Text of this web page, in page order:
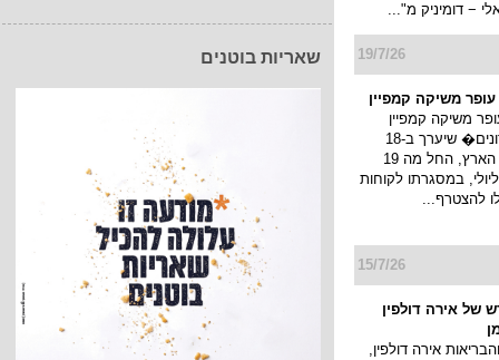
שאריות בוטנים
− דומיניק מ"...
19/7/26
עופר משיקה קמפיין
משיקה קמפיין
�חגיגת מועדונים� שיערך ב-18
קניונים ברחבי הארץ, החל מה 19
עד ה 22 ליולי, במסגרתו לקוחות
להצטרף...
15/7/26
של אירה דולפין
אירה דולפין,